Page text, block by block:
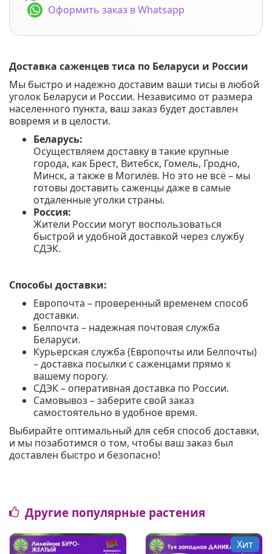
Оформить заказ в Whatsapp
Доставка саженцев тиса по Беларуси и России
Мы быстро и надежно доставим ваши тисы в любой
уголок Беларуси и России. Независимо от размера
населенного пункта, ваш заказ будет доставлен
вовремя и в целости.
Беларусь:
Осуществляем доставку в такие крупные
города, как Брест, Витебск, Гомель, Гродно,
Минск, а также в Могилёв. Но это не всё – мы
готовы доставить саженцы даже в самые
отдаленные уголки страны.
Россия:
Жители России могут воспользоваться
быстрой и удобной доставкой через службу
СДЭК.
Способы доставки:
Европочта – проверенный временем способ
доставки.
Белпочта – надежная почтовая служба
Беларуси.
Курьерская служба (Европочты или Белпочты)
– доставка посылки с саженцами прямо к
вашему порогу.
СДЭК – оперативная доставка по России.
Самовывоз – заберите свой заказ
самостоятельно в удобное время.
Выбирайте оптимальный для себя способ доставки,
и мы позаботимся о том, чтобы ваш заказ был
доставлен быстро и безопасно!
Другие популярные растения
Хит